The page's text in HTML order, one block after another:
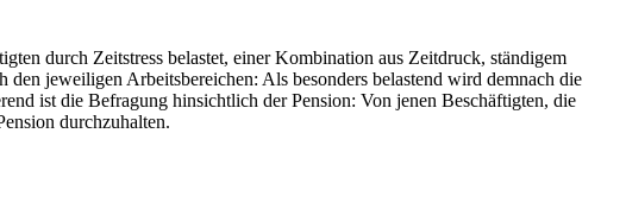
durch Zeitstress belastet, einer Kombination aus Zeitdruck, ständigem
jeweiligen Arbeitsbereichen: Als besonders belastend wird demnach die
ist die Befragung hinsichtlich der Pension: Von jenen Beschäftigten, die
durchzuhalten.